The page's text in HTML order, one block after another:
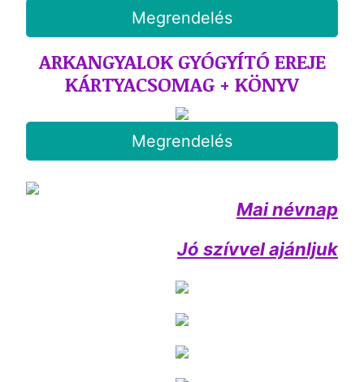
Megrendelés
ARKANGYALOK GYÓGYÍTÓ EREJE
KÁRTYACSOMAG + KÖNYV
Megrendelés
Mai névnap
Jó szívvel ajánljuk